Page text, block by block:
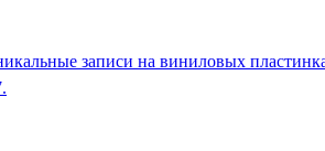
записи на виниловых